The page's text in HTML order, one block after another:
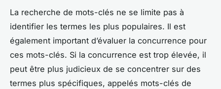
La recherche de mots-clés ne se limite pas à
identifier les termes les plus populaires. Il est
également important d’évaluer la concurrence pour
ces mots-clés. Si la concurrence est trop élevée, il
peut être plus judicieux de se concentrer sur des
termes plus spécifiques, appelés mots-clés de